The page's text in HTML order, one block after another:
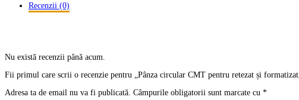
Recenzii (0)
Nu există recenzii până acum.
Fii primul care scrii o recenzie pentru „Pânza circular CMT pentru retezat și
Adresa ta de email nu va fi publicată. Câmpurile obligatorii sunt marcate cu *